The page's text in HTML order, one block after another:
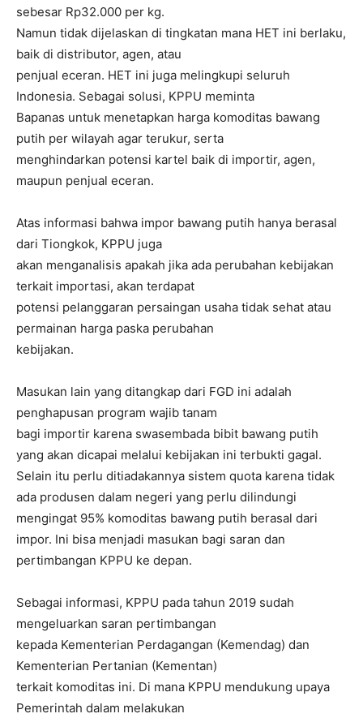
sebesar Rp32.000 per kg.
Namun tidak dijelaskan di tingkatan mana HET ini berlaku,
baik di distributor, agen, atau
penjual eceran. HET ini juga melingkupi seluruh
Indonesia. Sebagai solusi, KPPU meminta
Bapanas untuk menetapkan harga komoditas bawang
putih per wilayah agar terukur, serta
menghindarkan potensi kartel baik di importir, agen,
maupun penjual eceran.
Atas informasi bahwa impor bawang putih hanya berasal
dari Tiongkok, KPPU juga
akan menganalisis apakah jika ada perubahan kebijakan
terkait importasi, akan terdapat
potensi pelanggaran persaingan usaha tidak sehat atau
permainan harga paska perubahan
kebijakan.
Masukan lain yang ditangkap dari FGD ini adalah
penghapusan program wajib tanam
bagi importir karena swasembada bibit bawang putih
yang akan dicapai melalui kebijakan ini terbukti gagal.
Selain itu perlu ditiadakannya sistem quota karena tidak
ada produsen dalam negeri yang perlu dilindungi
mengingat 95% komoditas bawang putih berasal dari
impor. Ini bisa menjadi masukan bagi saran dan
pertimbangan KPPU ke depan.
Sebagai informasi, KPPU pada tahun 2019 sudah
mengeluarkan saran pertimbangan
kepada Kementerian Perdagangan (Kemendag) dan
Kementerian Pertanian (Kementan)
terkait komoditas ini. Di mana KPPU mendukung upaya
Pemerintah dalam melakukan